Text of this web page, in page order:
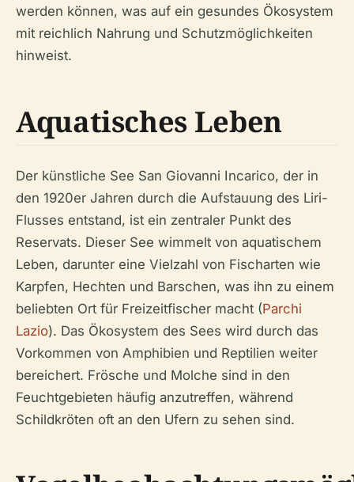
werden können, was auf ein gesundes Ökosystem
mit reichlich Nahrung und Schutzmöglichkeiten
hinweist.
Aquatisches Leben
Der künstliche See San Giovanni Incarico, der in
den 1920er Jahren durch die Aufstauung des Liri-
Flusses entstand, ist ein zentraler Punkt des
Reservats. Dieser See wimmelt von aquatischem
Leben, darunter eine Vielzahl von Fischarten wie
Karpfen, Hechten und Barschen, was ihn zu einem
beliebten Ort für Freizeitfischer macht (Parchi
Lazio). Das Ökosystem des Sees wird durch das
Vorkommen von Amphibien und Reptilien weiter
bereichert. Frösche und Molche sind in den
Feuchtgebieten häufig anzutreffen, während
Schildkröten oft an den Ufern zu sehen sind.